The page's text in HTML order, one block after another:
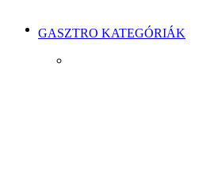
GASZTRO KATEGÓRIÁK